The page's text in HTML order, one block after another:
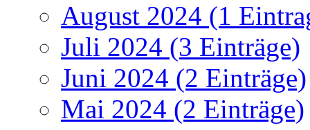
August 2024 (1
Juli 2024 (3 Einträge)
Juni 2024 (2 Einträge)
Mai 2024 (2 Einträge)